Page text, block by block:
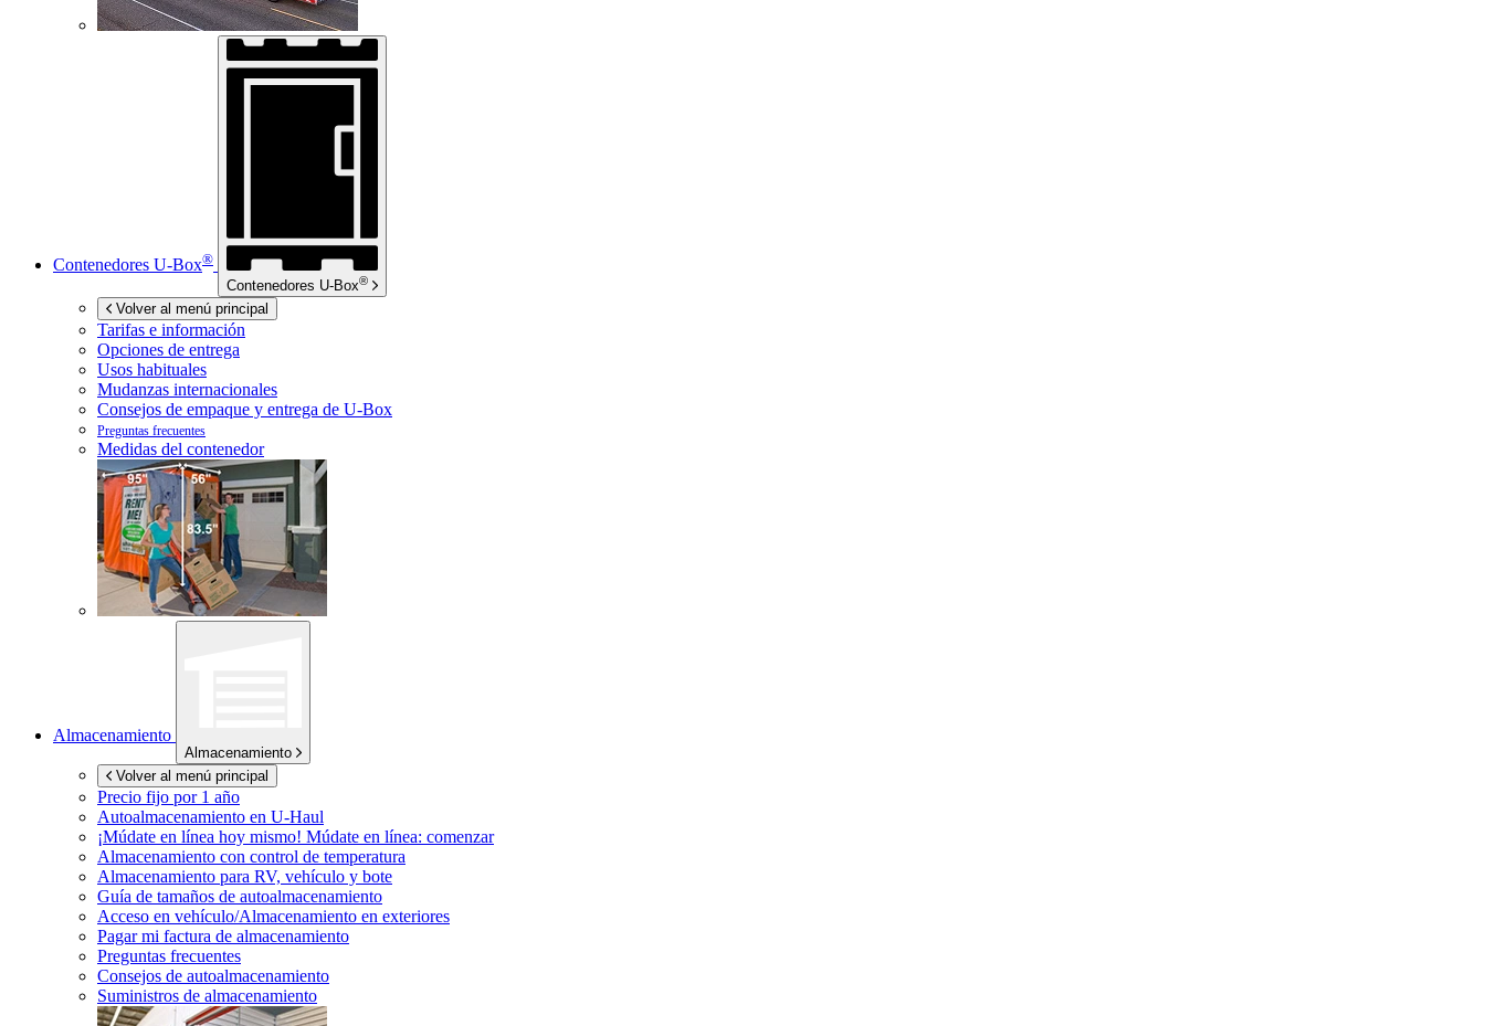
Contenedores U-Box®
Contenedores U-Box®
Volver al menú principal
Tarifas e información
Opciones de entrega
Usos habituales
Mudanzas internacionales
Consejos de empaque y entrega de U-Box
Preguntas frecuentes
Medidas del contenedor
Almacenamiento
Almacenamiento
Volver al menú principal
Precio fijo por 1 año
Autoalmacenamiento en U-Haul
¡Múdate en línea hoy mismo! Múdate en línea: comenzar
Almacenamiento con control de temperatura
Almacenamiento para RV, vehículo y bote
Guía de tamaños de autoalmacenamiento
Acceso en vehículo/Almacenamiento en exteriores
Pagar mi factura de almacenamiento
Preguntas frecuentes
Consejos de autoalmacenamiento
Suministros de almacenamiento